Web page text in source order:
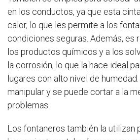
en los conductos, ya que esta
calor, lo que les permite a los
condiciones seguras. Además, es
los productos químicos y a los
la corrosión, lo que la hace ideal
lugares con alto nivel de
manipular y se puede cortar a la
problemas.
Los fontaneros también la utilizan